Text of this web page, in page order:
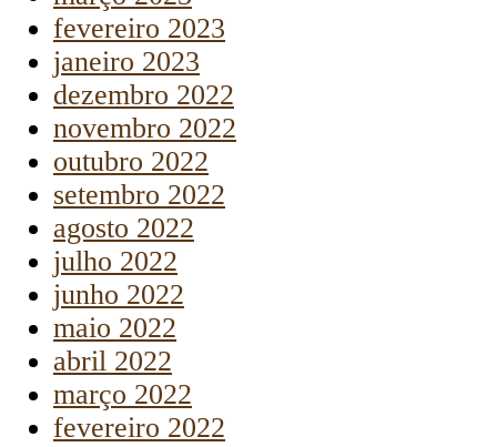
fevereiro 2023
janeiro 2023
dezembro 2022
novembro 2022
outubro 2022
setembro 2022
agosto 2022
julho 2022
junho 2022
maio 2022
abril 2022
março 2022
fevereiro 2022